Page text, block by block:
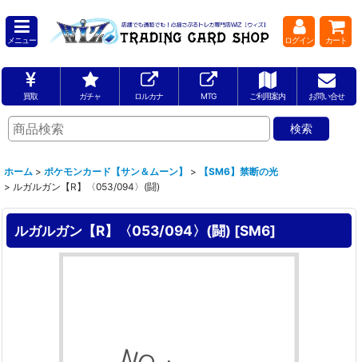
メニュー ログイン カート
買取 ガチャ ロルカナ MTG ご利用案内 お問い合せ
ホーム > ポケモンカード【サン＆ムーン】 >
【SM6】禁断の光
> ルガルガン【R】〈053/094〉(闘)
ルガルガン【R】〈053/094〉(闘) [SM6]